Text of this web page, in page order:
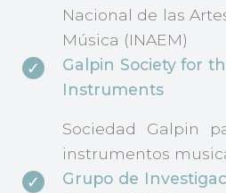
Nacional de las
Música (INAEM)
Galpin Society for
Instruments
Sociedad Galpin
instrumentos
Grupo de